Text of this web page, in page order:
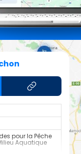
pour la Pêche
Aquatique